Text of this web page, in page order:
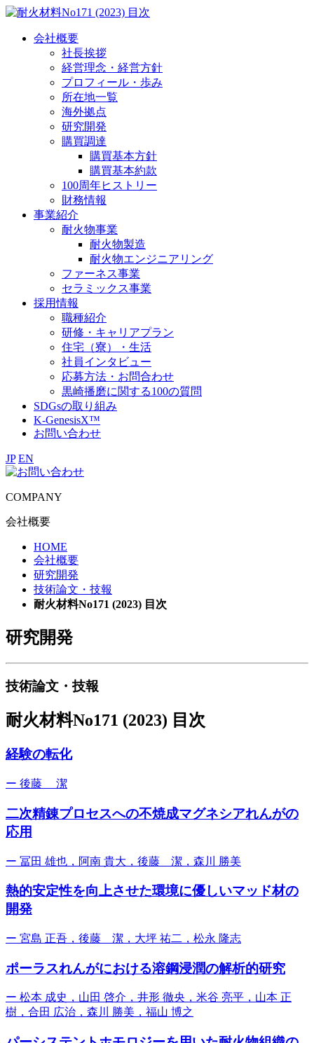
会社概要
社長挨拶
経営理念・経営方針
プロフィール・歩み
所在地一覧
海外拠点
研究開発
購買調達
購買基本方針
購買基本約款
100周年ヒストリー
財務情報
事業紹介
耐火物事業
耐火物製造
耐火物エンジニアリング
ファーネス事業
セラミックス事業
採用情報
職種紹介
研修・キャリアプラン
住宅（寮）・生活
社員インタビュー
応募方法・お問合わせ
黒崎播磨に関する100の質問
SDGsの取り組み
K-GenesisX™
お問い合わせ
JP EN
COMPANY
会社概要
HOME
会社概要
研究開発
技術論文・技報
耐火材料No171 (2023) 目次
研究開発
技術論文・技報
耐火材料No171 (2023) 目次
経験の転化
ー 後藤 潔
二次精錬プロセスへの不焼成マグネシアれんがの
応用
ー 冨田 雄也，阿南 貴大，後藤 潔，森川 勝美
熱的安定性を向上させた環境に優しいマッド材の
開発
ー 宮島 正吾，後藤 潔，大坪 祐二，松永 隆志
ポーラスれんがにおける溶鋼浸潤の解析的研究
ー 松本 成史，山田 啓介，井形 徹央，米谷 亮平，山本 正
樹，合田 広治，森川 勝美，福山 博之